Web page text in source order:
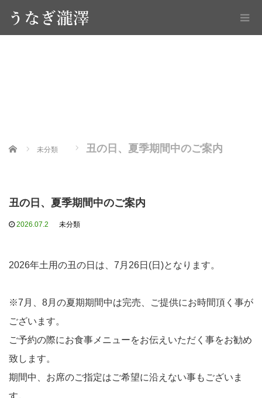
Home 未分類 丑の日、夏季期間中のご案内
丑の日、夏季期間中のご案内
2026.07.2 未分類
2026年土用の丑の日は、7月26日(日)となります。
※7月、8月の夏期期間中は完売、ご提供にお時間頂く事が
ございます。
ご予約の際にお食事メニューをお伝えいただく事をお勧め
致します。
期間中、お席のご指定はご希望に沿えない事もございま
す。